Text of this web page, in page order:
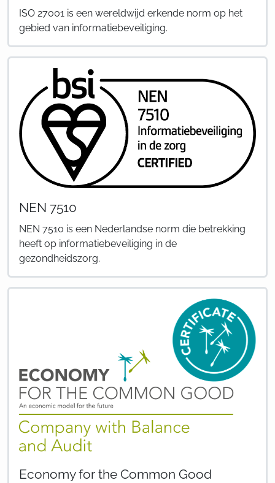
ISO 27001 is een wereldwijd erkende norm op het
gebied van informatiebeveiliging.
NEN 7510
NEN 7510 is een Nederlandse norm die betrekking
heeft op informatiebeveiliging in de
gezondheidszorg.
Economy for the Common Good